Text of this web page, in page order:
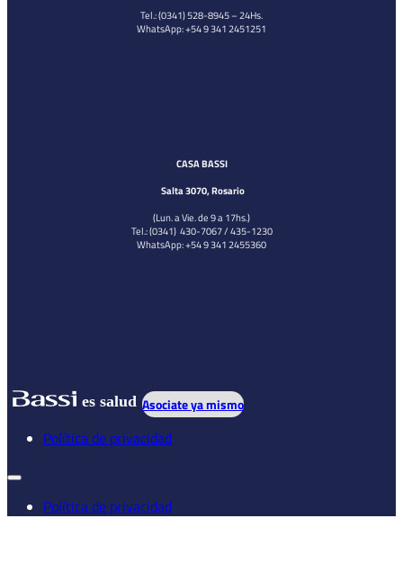
Tel.: (0341) 528-8945 – 24Hs.
WhatsApp: +54 9 341 2451251
CASA BASSI
Salta 3070, Rosario
(Lun. a Vie. de 9 a 17hs.)
Tel.: (0341) 430-7067 / 435-1230
WhatsApp: +54 9 341 2455360
es salud Asociate ya mismo
Política de privacidad
Política de privacidad